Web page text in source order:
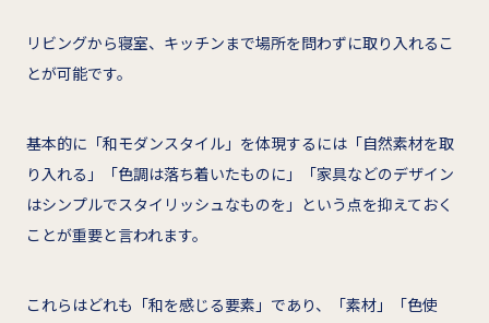
リビングから寝室、キッチンまで場所を問わずに取り入れるこ
とが可能です。
基本的に「和モダンスタイル」を体現するには「自然素材を取
り入れる」「色調は落ち着いたものに」「家具などのデザイン
はシンプルでスタイリッシュなものを」という点を抑えておく
ことが重要と言われます。
これらはどれも「和を感じる要素」であり、「素材」「色使